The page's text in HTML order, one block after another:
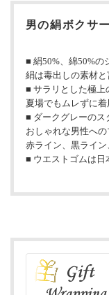
男の絹ボクサ
■ 絹50%、綿50%の
絹は毒出しの素材と
■ サラリとした極上
夏場でもムレずに着
■ ダークグレーのス
おしゃれな男性への
赤ライン、黒ライン
■ ウエストゴムは日